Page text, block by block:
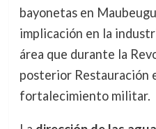
bayonetas en
implicación en la
área que durante la
posterior Restauración
fortalecimiento militar.